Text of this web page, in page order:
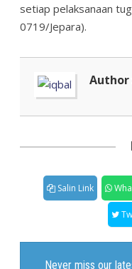
setiap pelaksanaan
0719/Jepara).
Author
Salin Link